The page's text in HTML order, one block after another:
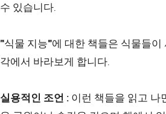
수 있습니다.
"'식물 지능'"에 대한 책들은 식물들
각에서 바라보게 합니다.
실용적인 조언 : 이런 책들을 읽고 나